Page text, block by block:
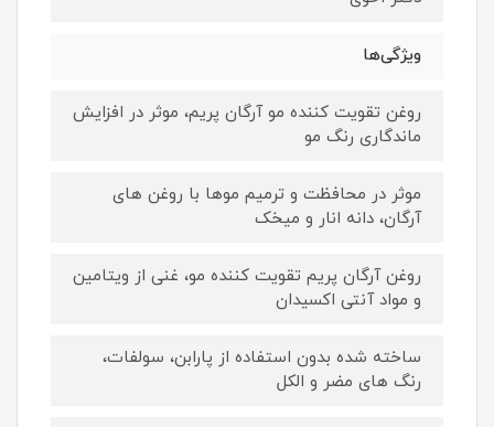
ویژگی‌ها
روغن تقویت کننده مو آرگان پریم، موثر در افزایش
ماندگاری رنگ مو
موثر در محافظت و ترمیم موها با روغن های
آرگان، دانه انار و میخک
روغن آرگان پریم تقویت کننده مو، غنی از ویتامین
و مواد آنتی اکسیدان
ساخته شده بدون استفاده از پارابن، سولفات،
رنگ های مضر و الکل